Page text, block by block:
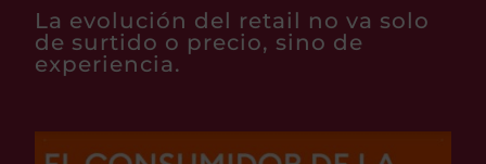
La evolución del retail no va solo
de surtido o precio, sino de
experiencia.